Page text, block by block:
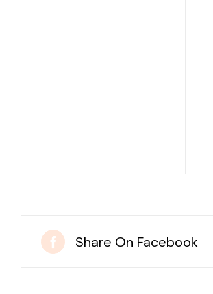
Share On Facebook